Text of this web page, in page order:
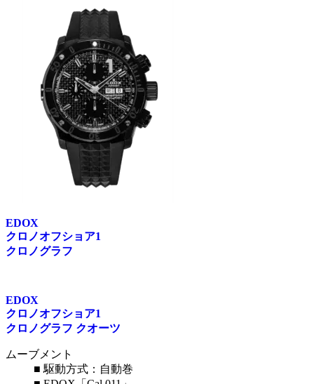
EDOX
クロノオフショア1
クロノグラフ
EDOX
クロノオフショア1
クロノグラフ クオーツ
ムーブメント
■ 駆動方式：自動巻